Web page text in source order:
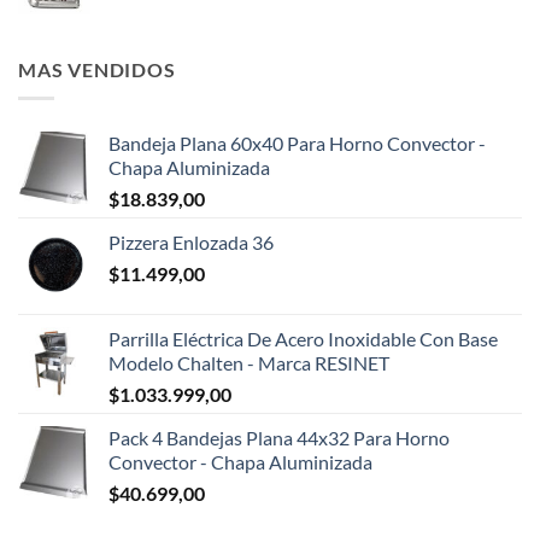
MAS VENDIDOS
Bandeja Plana 60x40 Para Horno Convector -
Chapa Aluminizada
$18.839,00
Pizzera Enlozada 36
$11.499,00
Parrilla Eléctrica De Acero Inoxidable Con Base
Modelo Chalten - Marca RESINET
$1.033.999,00
Pack 4 Bandejas Plana 44x32 Para Horno
Convector - Chapa Aluminizada
$40.699,00